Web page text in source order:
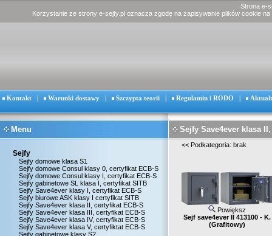
Strona e-
Korzystanie ze strony e-sejfy.pl oznacza zgodę na zapisywanie plików cookie
Kontakt | Warunki dostawy | Szczypta teorii | Regulamin i RODO |
Menu
Sejfy
Sejfy domowe klasa S1
Sejfy domowe Consul klasy 0, certyfikat ECB-S
Sejfy domowe Consul klasy I, certyfikat ECB-S
Sejfy gabinetowe SL klasa I, certyfikat SITB
Sejfy Save4ever klasy I, certyfikat ECB-S
Sejfy biurowe ASK klasy I certyfikat SITB
Sejfy Save4ever klasa II, certyfikat ECB-S
Sejfy Save4ever klasa III, certyfikat ECB-S
Sejfy Save4ever klasa IV, certyfikat ECB-S
Sejfy Save4ever klasa V, certyfiktat ECB-S
Sejfy gabinetowe klasy S2
Sejfy Save4ever klasa
<< Podkategoria: brak
Powiększ
Sejf save4ever II 413100 - K.
(Grafitowy)